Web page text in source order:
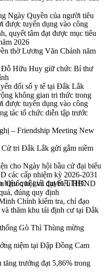
Ngày Quyền của người tiêu
quyết tâm đạt được mục tiêu
2026
thờ Lương Văn Chánh năm
Hữu Huy giữ chức Bí thư
đổi số y tế tại Đắk Lắk
không gian tri thức trong
tác tổ chức diễn tập trước
– Friendship Meeting New
tri Đắk Lắk gửi gắm niềm
cho Ngày hội bầu cử đại biểu
các cấp nhiệm kỳ 2026-2031
Quốc hội và đại biểu HĐND
đúng quy định
Chính kiểm tra, chỉ đạo
và thăm khu tái định cư tại Đắk
Gò Thì Thùng mừng
niệm tại Đập Đồng Cam
tăng trưởng đạt 5,86% trong
được tuyển dụng vào công
được tuyển dụng vào công
hiệu quả giải quyết TTHC